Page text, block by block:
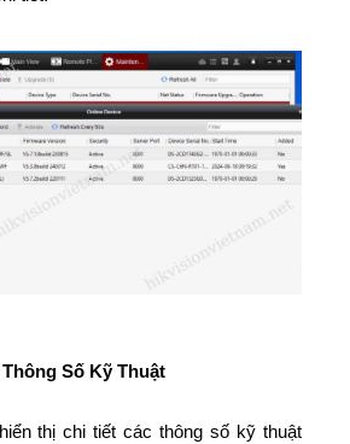
Số Kỹ Thuật
thị chi tiết các thông số kỹ thuật